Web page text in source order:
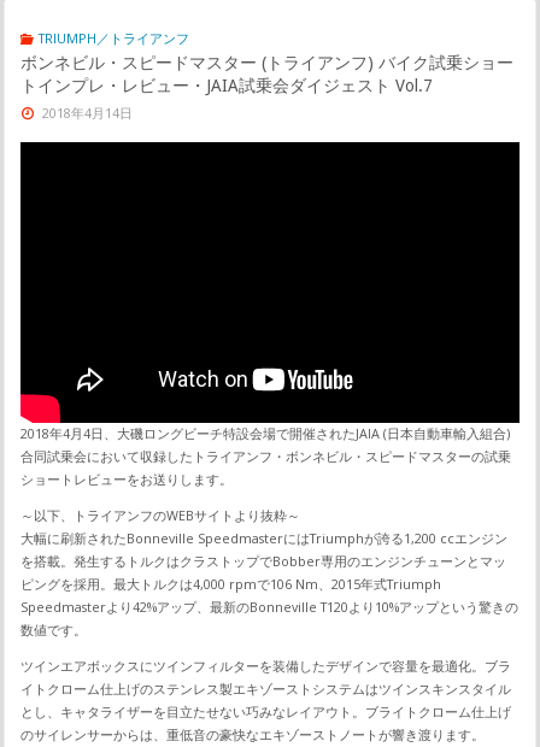
TRIUMPH／トライアンフ
ボンネビル・スピードマスター (トライアンフ) バイク試乗ショー
トインプレ・レビュー・JAIA試乗会ダイジェスト Vol.7
2018年4月14日
2018年4月4日、大磯ロングビーチ特設会場で開催されたJAIA (日本自動車輸入組合)
合同試乗会において収録したトライアンフ・ボンネビル・スピードマスターの試乗
ショートレビューをお送りします。
～以下、トライアンフのWEBサイトより抜粋～
大幅に刷新されたBonneville SpeedmasterにはTriumphが誇る1,200 ccエンジン
を搭載。発生するトルクはクラストップでBobber専用のエンジンチューンとマッ
ピングを採用。最大トルクは4,000 rpmで106 Nm、2015年式Triumph
Speedmasterより42%アップ、最新のBonneville T120より10%アップという驚きの
数値です。
ツインエアボックスにツインフィルターを装備したデザインで容量を最適化。ブラ
イトクローム仕上げのステンレス製エキゾーストシステムはツインスキンスタイル
とし、キャタライザーを目立たせない巧みなレイアウト。ブライトクローム仕上げ
のサイレンサーからは、重低音の豪快なエキゾーストノートが響き渡ります。